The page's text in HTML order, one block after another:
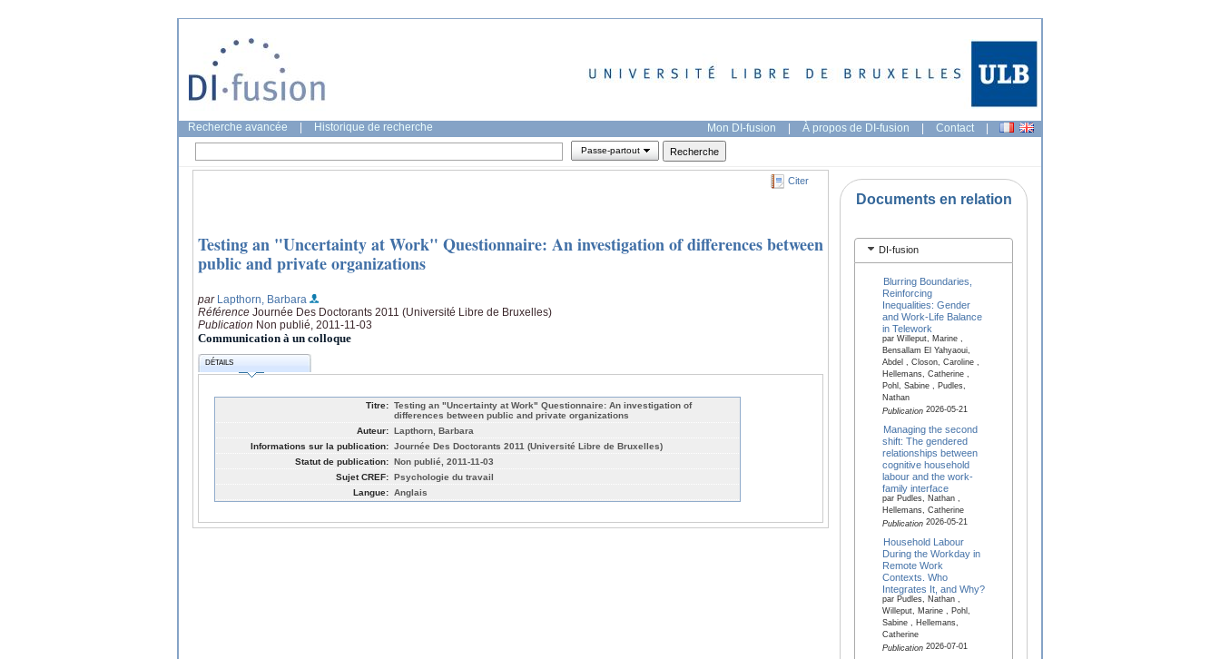
Recherche avancée Historique de recherche Mon DI-fusion | À propos de DI-fusion | Contact |
Passe-partout
Citer
Testing an "Uncertainty at Work" Questionnaire: An investigation of differences between
public and private organizations
par Lapthorn, Barbara
Référence Journée Des Doctorants 2011 (Université Libre de Bruxelles)
Publication Non publié, 2011-11-03
Communication à un colloque
DÉTAILS
Titre: Testing an "Uncertainty at Work" Questionnaire: An investigation of
differences between public and private organizations
Auteur: Lapthorn, Barbara
Informations sur la publication: Journée Des Doctorants 2011 (Université Libre de Bruxelles)
Statut de publication: Non publié, 2011-11-03
Sujet CREF: Psychologie du travail
Langue: Anglais
Documents en relation
DI-fusion
Blurring Boundaries,
Reinforcing
Inequalities: Gender
and Work-Life Balance
in Telework
par Willeput, Marine ,
Bensallam El Yahyaoui,
Abdel , Closon, Caroline ,
Hellemans, Catherine ,
Pohl, Sabine , Pudles,
Nathan
Publication2026-05-21
Managing the second
shift: The gendered
relationships between
cognitive household
labour and the work-
family interface
par Pudles, Nathan ,
Hellemans, Catherine
Publication2026-05-21
Household Labour
During the Workday in
Remote Work
Contexts. Who
Integrates It, and Why?
par Pudles, Nathan ,
Willeput, Marine , Pohl,
Sabine , Hellemans,
Catherine
Publication2026-07-01